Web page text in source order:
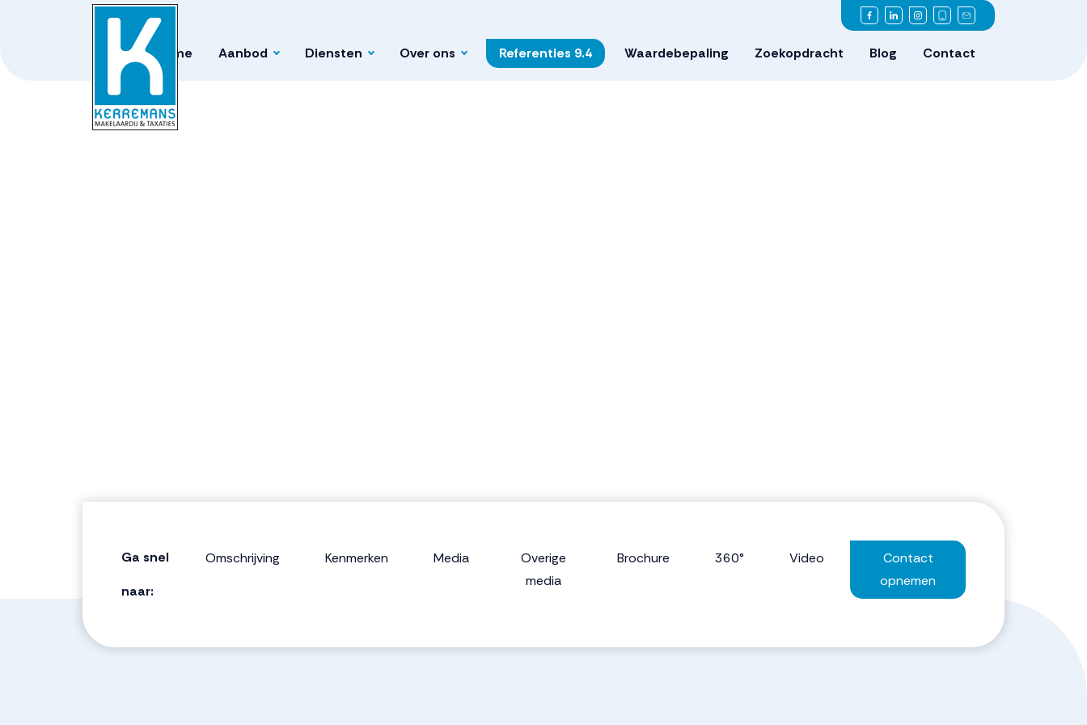
Home Aanbod Diensten Over ons Referenties 9.4 Waardebepaling Zoekopdracht Blog Contact
Ga snel
naar:
Omschrijving Kenmerken Media
Overige
media
Brochure 360° Video
Contact
opnemen